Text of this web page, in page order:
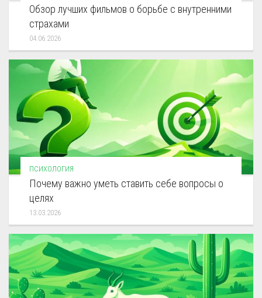
Обзор лучших фильмов о борьбе с внутренними
страхами
04.06.2026
ПСИХОЛОГИЯ
Почему важно уметь ставить себе вопросы о
целях
13.03.2026